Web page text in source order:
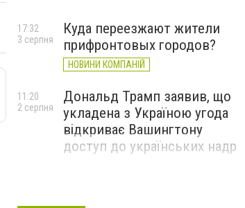
Куда переезжают жители
прифронтовых городов?
НОВИНИ КОМПАНІЙ
17:32
3 серпня
Дональд Трамп заявив, що
укладена з Україною угода
відкриває Вашингтону
доступ до українських надр
11:20
2 серпня